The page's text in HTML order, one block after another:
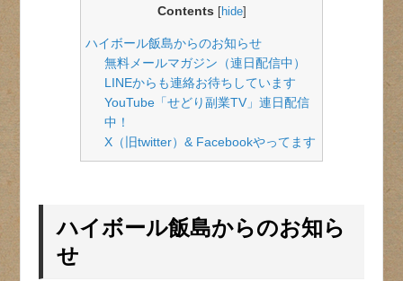
Contents [hide]
ハイボール飯島からのお知らせ
無料メールマガジン（連日配信中）
LINEからも連絡お待ちしています
YouTube「せどり副業TV」連日配信
中！
X（旧twitter）& Facebookやってます
ハイボール飯島からのお知ら
せ